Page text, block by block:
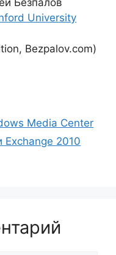
Безпалов
University
Bezpalov.com)
Media Center
Exchange 2010